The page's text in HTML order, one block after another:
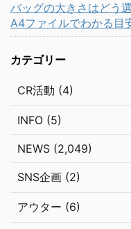
バッグの大きさはどう
A4ファイルでわかる目
カテゴリー
CR活動 (4)
INFO (5)
NEWS (2,049)
SNS企画 (2)
アウター (6)